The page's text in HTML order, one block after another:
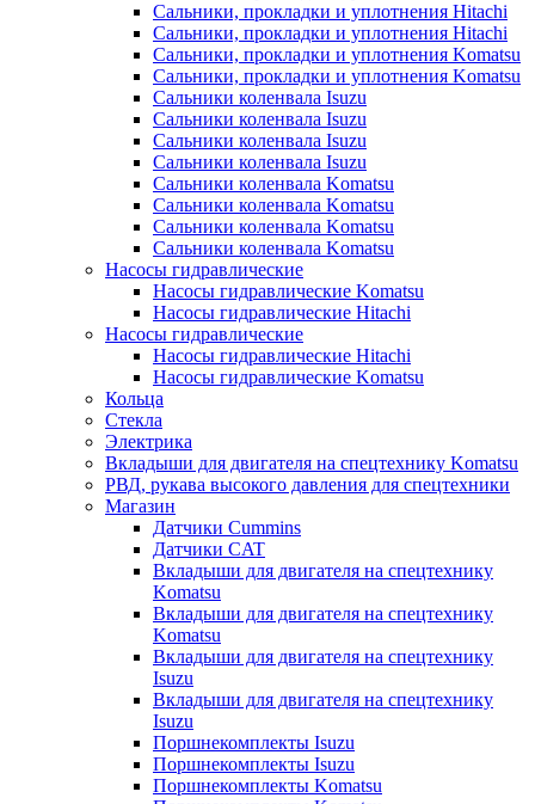
Сальники, прокладки и уплотнения Hitachi
Сальники, прокладки и уплотнения Hitachi
Сальники, прокладки и уплотнения Komatsu
Сальники, прокладки и уплотнения Komatsu
Сальники коленвала Isuzu
Сальники коленвала Isuzu
Сальники коленвала Isuzu
Сальники коленвала Isuzu
Сальники коленвала Komatsu
Сальники коленвала Komatsu
Сальники коленвала Komatsu
Сальники коленвала Komatsu
Насосы гидравлические
Насосы гидравлические Komatsu
Насосы гидравлические Hitachi
Насосы гидравлические
Насосы гидравлические Hitachi
Насосы гидравлические Komatsu
Кольца
Стекла
Электрика
Вкладыши для двигателя на спецтехнику Komatsu
РВД, рукава высокого давления для спецтехники
Магазин
Датчики Cummins
Датчики CAT
Вкладыши для двигателя на спецтехнику
Komatsu
Вкладыши для двигателя на спецтехнику
Komatsu
Вкладыши для двигателя на спецтехнику
Isuzu
Вкладыши для двигателя на спецтехнику
Isuzu
Поршнекомплекты Isuzu
Поршнекомплекты Isuzu
Поршнекомплекты Komatsu